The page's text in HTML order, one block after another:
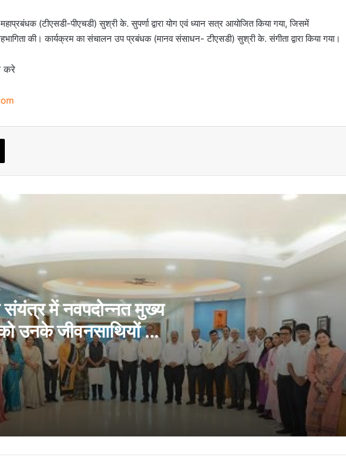
(टीएसडी-पीएचडी) सुश्री के. सुपर्णा द्वारा योग एवं ध्यान सत्र आयोजित किया गया, जिसमें
की। कार्यक्रम का संचालन उप प्रबंधक (मानव संसाधन- टीएसडी) सुश्री के. संगीता द्वारा किया गया।
करे
X
संयंत्र में नवपदोन्नत मुख्य
उनके जीवनसाथियों की
आदेश प्रदान किये
नया कीर्तिमान, अनेक उत्पादन इकाइयों ने बनाए नए
बृजमोहन अग्रवाल ने रखा छत्तीसगढ़ को भारत की
ऊर्जा सुरक्षा एवं भविष्य की क्रिटिकल मिनरल
अर्थव्यवस्था का अग्रणी राज्य बनाने का विजन
भिलाई में फुटपाथ पर अवैध कारोबार के खिलाफ
निगम की कार्रवाई…
निगम की कार्रवाई, नंदिनी रोड पर अवैध रूप से
सड़क घेरकर रखी रेत जब्त
सिंगल यूज प्लास्टिक के खिलाफ निगम की कार्रवाई,
2600 रुपये जुर्माना वसूला…
‘सुरक्षा-2026’ इन-प्लांट सेफ्टी सर्किल प्रतियोगिता